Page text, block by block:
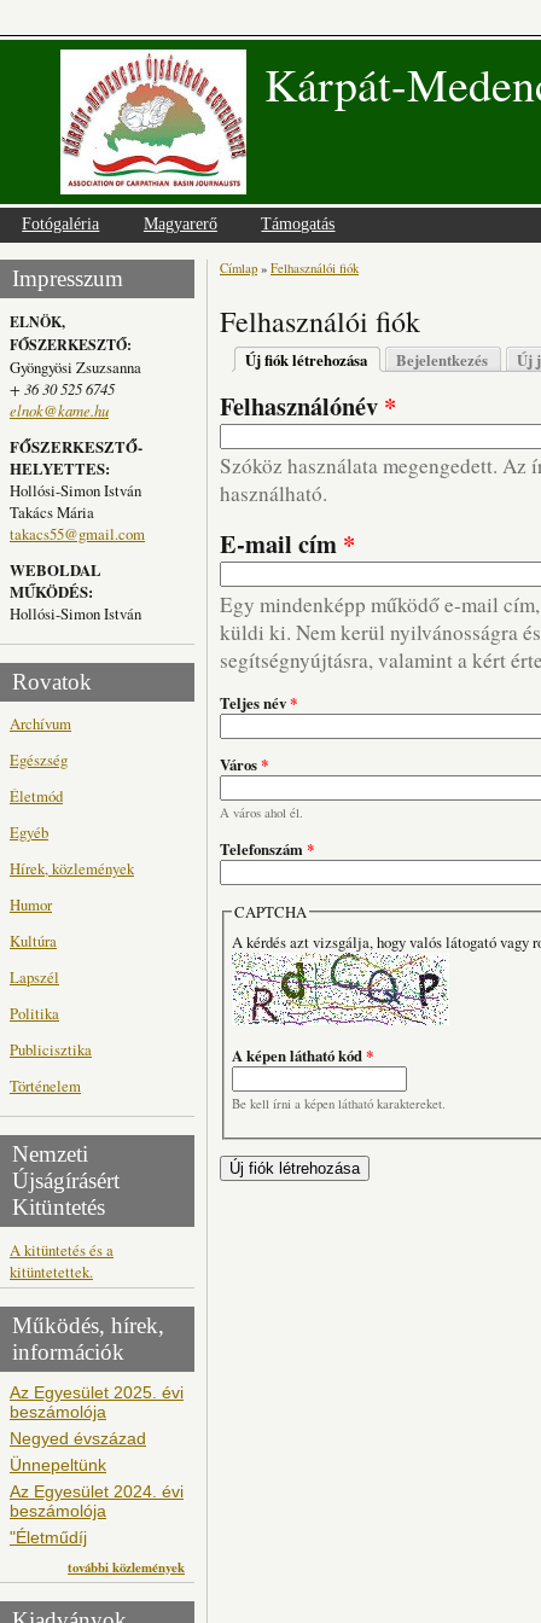
Kárpát-
Fotógaléria Magyarerő Támogatás
Impresszum
ELNÖK,
FŐSZERKESZTŐ:
Gyöngyösi Zsuzsanna
+ 36 30 525 6745
elnok@kame.hu
FŐSZERKESZTŐ-
HELYETTES:
Hollósi-Simon István
Takács Mária
takacs55@gmail.com
WEBOLDAL
MŰKÖDÉS:
Hollósi-Simon István
Rovatok
Archívum
Egészség
Életmód
Egyéb
Hírek, közlemények
Humor
Kultúra
Lapszél
Politika
Publicisztika
Történelem
Nemzeti
Újságírásért
Kitüntetés
A kitüntetés és a
kitüntetettek.
Működés, hírek,
információk
Az Egyesület 2025. évi
beszámolója
Negyed évszázad
Ünnepeltünk
Az Egyesület 2024. évi
beszámolója
"Életműdíj
további közlemények
Jelenlegi hely
Címlap » Felhasználói fiók
Felhasználói fiók
Elsődleges fülek
Új fiók létrehozása (aktív fül)
Bejelentkezés Új
Felhasználónév *
Szóköz használata megengedett. Az
használható.
E-mail cím *
Egy mindenképp működő e-mail
küldi ki. Nem kerül nyilvánosságra
segítségnyújtásra, valamint a kért
Teljes név*
Város*
A város ahol él.
Telefonszám*
CAPTCHA
A kérdés azt vizsgálja, hogy valós látogató vagy
A képen látható kód*
Be kell írni a képen látható karaktereket.